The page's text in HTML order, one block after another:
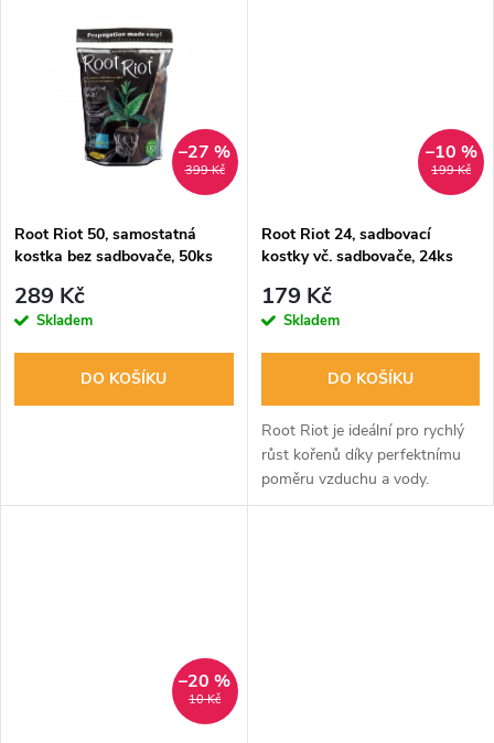
kořenů. Obsahují stopové živiny
a speciální houby pro...
399 Kč
–27 %
Root Riot 50, samostatná
kostka bez sadbovače, 50ks
289 Kč
Skladem
DO KOŠÍKU
199 Kč
–10 %
Root Riot 24, sadbovací
kostky vč. sadbovače, 24ks
179 Kč
Skladem
DO KOŠÍKU
Root Riot je ideální pro rychlý
růst kořenů díky perfektnímu
poměru vzduchu a vody.
Obsahuje stopové živiny pro
10 Kč
–20 %